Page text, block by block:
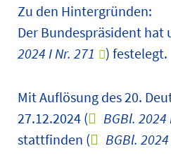
Zu den Hintergründen:
Der Bundespräsident hat
2024 I Nr. 271
) festelegt.
Mit Auflösung des 20.
27.12.2024 (
BGBl. 2024
stattfinden (
BGBl.